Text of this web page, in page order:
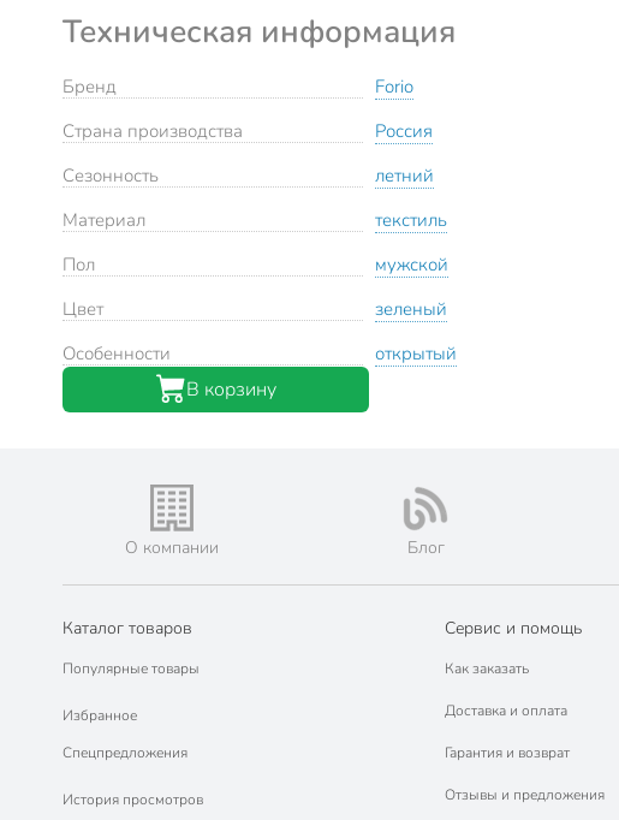
Техническая информация
Бренд
Forio
Страна производства
Россия
Сезонность
летний
Материал
текстиль
Пол
мужской
Цвет
зеленый
Особенности
открытый
В корзину
О компании Блог
Каталог товаров
Популярные товары
Избранное
Спецпредложения
История просмотров
Сервис и помощь
Как заказать
Доставка и оплата
Гарантия и возврат
Отзывы и предложения